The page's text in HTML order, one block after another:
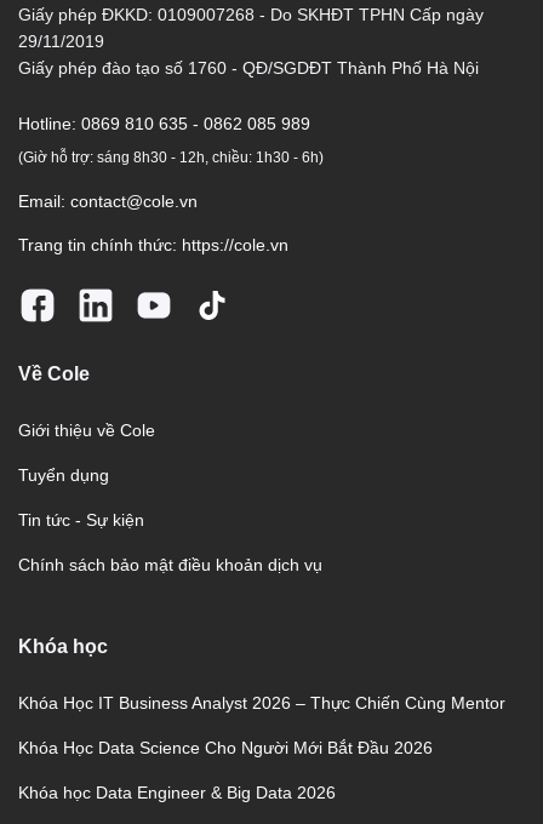
Giấy phép ĐKKD: 0109007268 - Do SKHĐT TPHN Cấp ngày
29/11/2019
Giấy phép đào tạo số 1760 - QĐ/SGDĐT Thành Phố Hà Nội
Hotline: 0869 810 635 - 0862 085 989
(Giờ hỗ trợ: sáng 8h30 - 12h, chiều: 1h30 - 6h)
Email: contact@cole.vn
Trang tin chính thức: https://cole.vn
Về Cole
Giới thiệu về Cole
Tuyển dụng
Tin tức - Sự kiện
Chính sách bảo mật điều khoản dịch vụ
Khóa học
Khóa Học IT Business Analyst 2026 – Thực Chiến Cùng Mentor
Khóa Học Data Science Cho Người Mới Bắt Đầu 2026
Khóa học Data Engineer & Big Data 2026